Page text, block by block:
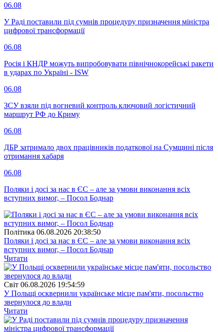
06.08
У Раді поставили під сумнів процедуру призначення міністра
цифрової трансформації
06.08
Росія і КНДР можуть випробовувати північнокорейські ракети
в ударах по Україні - ISW
06.08
ЗСУ взяли під вогневий контроль ключовий логістичний
маршрут РФ до Криму
06.08
ДБР затримало двох працівників податкової на Сумщині після
отримання хабаря
06.08
Поляки і досі за нас в ЄС – але за умови виконання всіх
вступних вимог, – Посол Боднар
Полiтика 06.08.2026 20:38:50
Поляки і досі за нас в ЄС – але за умови виконання всіх
вступних вимог, – Посол Боднар
Читати
Свiт 06.08.2026 19:54:59
У Польщі осквернили українське місце пам'яти, посольство
звернулося до влади
Читати